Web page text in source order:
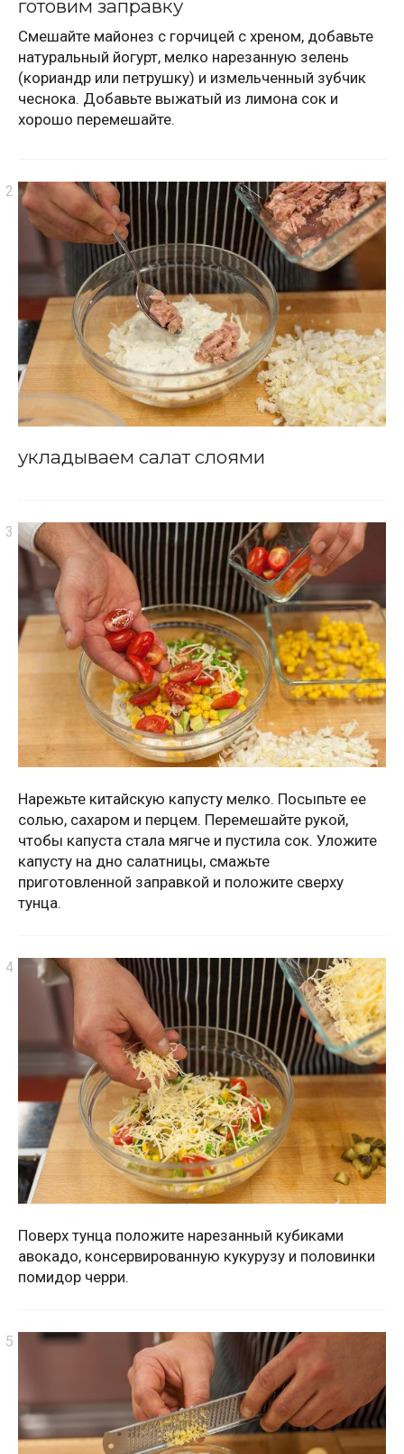
готовим заправку
Смешайте майонез с горчицей с хреном, добавьте
натуральный йогурт, мелко нарезанную зелень
(кориандр или петрушку) и измельченный зубчик
чеснока. Добавьте выжатый из лимона сок и
хорошо перемешайте.
укладываем салат слоями
Нарежьте китайскую капусту мелко. Посыпьте ее
солью, сахаром и перцем. Перемешайте рукой,
чтобы капуста стала мягче и пустила сок. Уложите
капусту на дно салатницы, смажьте
приготовленной заправкой и положите сверху
тунца.
Поверх тунца положите нарезанный кубиками
авокадо, консервированную кукурузу и половинки
помидор черри.